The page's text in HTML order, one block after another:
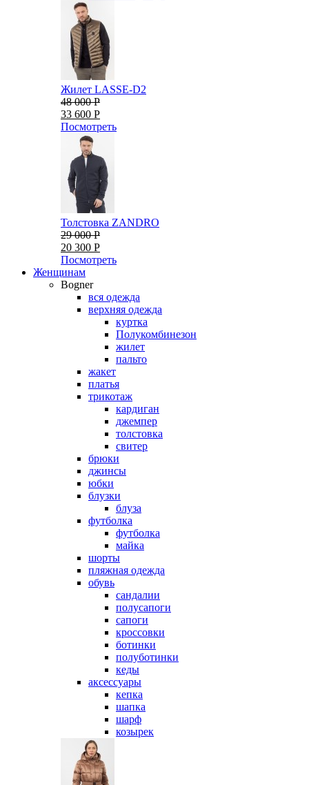
Жилет LASSE-D2
48 000 Р
33 600 Р
Посмотреть
Толстовка ZANDRO
29 000 Р
20 300 Р
Посмотреть
Женщинам
Bogner
вся одежда
верхняя одежда
куртка
Полукомбинезон
жилет
пальто
жакет
платья
трикотаж
кардиган
джемпер
толстовка
свитер
брюки
джинсы
юбки
блузки
блуза
футболка
футболка
майка
шорты
пляжная одежда
oбувь
сандалии
полусапоги
сапоги
кроссовки
ботинки
полуботинки
кеды
аксессуары
кепка
шапка
шарф
козырек